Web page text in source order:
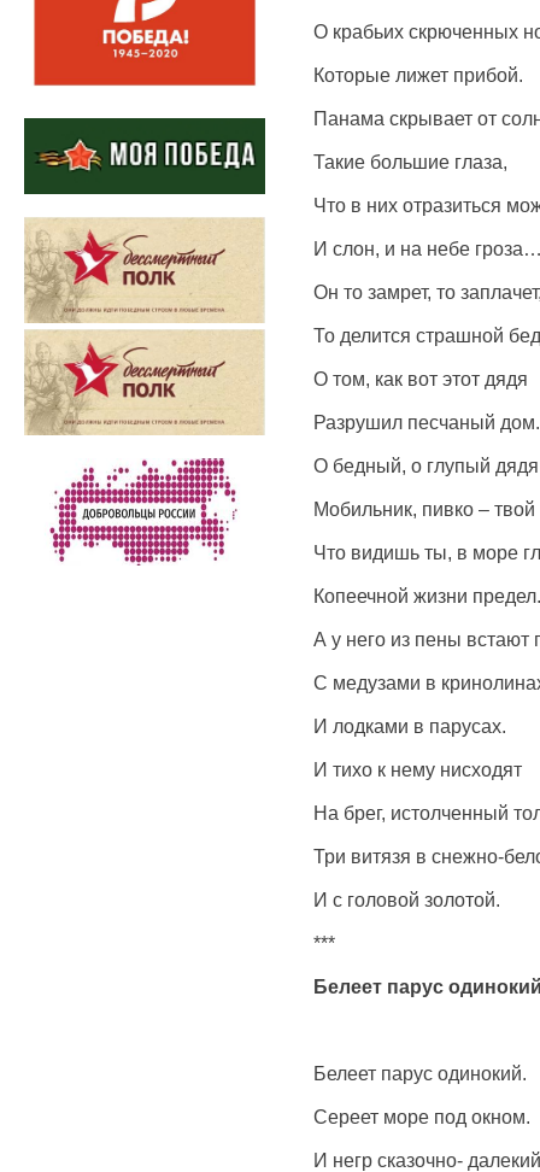
О крабьих скрюченных
Которые лижет прибой.
Панама скрывает от
Такие большие глаза,
Что в них отразиться
И слон, и на небе
Он то замрет, то
То делится страшной
О том, как вот этот дядя
Разрушил песчаный дом.
О бедный, о глупый
Мобильник, пивко – твой
Что видишь ты, в море
Копеечной жизни предел.
А у него из пены встают
С медузами в
И лодками в парусах.
И тихо к нему нисходят
На брег, истолченный
Три витязя в снежно-
И с головой золотой.
***
Белеет парус
Белеет парус одинокий.
Сереет море под окном.
И негр сказочно- далекий